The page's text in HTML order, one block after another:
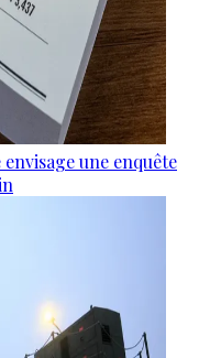
une enquête